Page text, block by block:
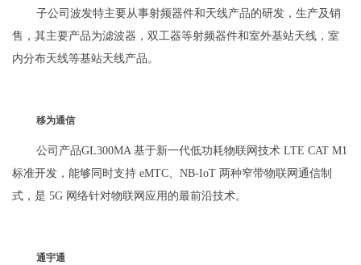
子公司波发特主要从事射频器件和天线产品的研发，生产及销
售，其主要产品为滤波器，双工器等射频器件和室外基站天线，室
内分布天线等基站天线产品。
移为通信
公司产品GL300MA 基于新一代低功耗物联网技术 LTE CAT M1
标准开发，能够同时支持 eMTC、NB-IoT 两种窄带物联网通信制
式，是 5G 网络针对物联网应用的最前沿技术。
通宇通